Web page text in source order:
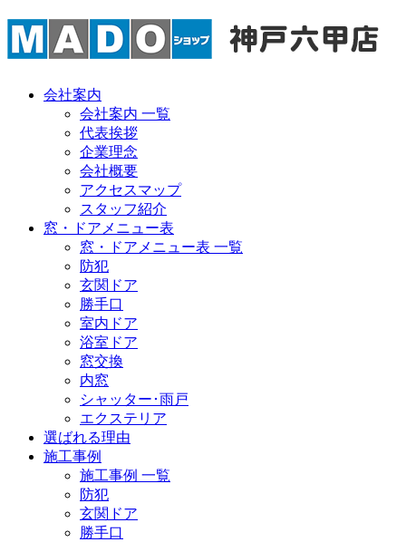
会社案内
会社案内 一覧
代表挨拶
企業理念
会社概要
アクセスマップ
スタッフ紹介
窓・ドアメニュー表
窓・ドアメニュー表 一覧
防犯
玄関ドア
勝手口
室内ドア
浴室ドア
窓交換
内窓
シャッター･雨戸
エクステリア
選ばれる理由
施工事例
施工事例 一覧
防犯
玄関ドア
勝手口